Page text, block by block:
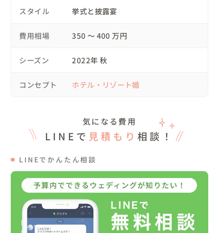
スモールラグジュアリーホテル
ちょうどホテルの宿泊施設を貸切できるお人数様
予算も相談しながら調整し
お越しいただいた全員に
宿泊をプレゼントするという最高のおもてなしをご用意！
披露宴後に各お部屋を回りながら２次会のような
それよりももっとラフでいられてのんびりできるなんて
できるだけナチュラルにしたいというご要望と
本当に自然の中にいる開放感を表現するため
絞りましょうというお話で
結婚式当日を迎えました
披露宴はお色直しでよりご新婦様に似合う
ナチュラルなドレスにチェンジ
スタイル 挙式と披露宴
費用相場 350 〜 400 万円
シーズン 2022年 秋
コンセプト ホテル・リゾート婚
気になる費用
LINEで 見積もり 相談！
LINEでかんたん相談